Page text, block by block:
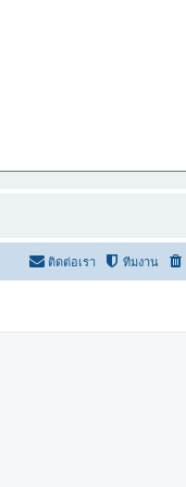
ทีมงาน
ติดต่อเรา